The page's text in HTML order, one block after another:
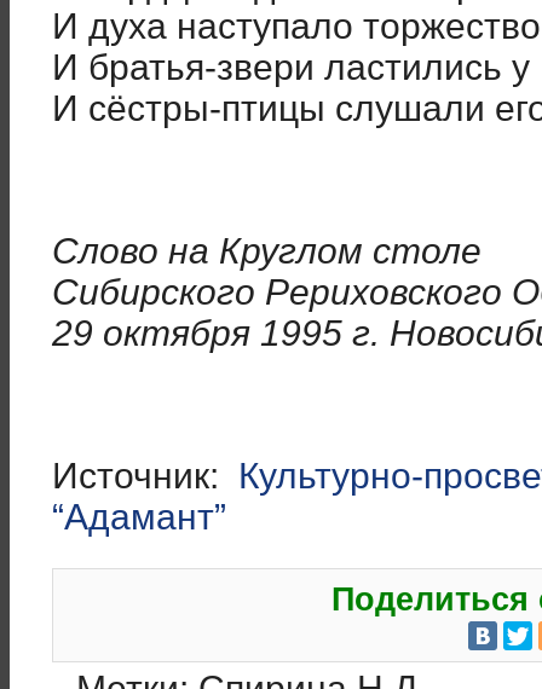
И духа наступало
И братья-звери ластились у
И сёстры-птицы слушали
Слово на Круглом столе
Сибирского Рериховского
29 октября 1995 г.
Источник: Культурно-
“Адамант”
Поделиться